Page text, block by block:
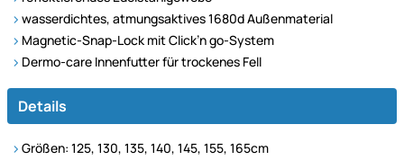
wasserdichtes, atmungsaktives 1680d Außenmaterial
Magnetic-Snap-Lock mit Click’n go-System
Dermo-care Innenfutter für trockenes Fell
Details
Größen: 125, 130, 135, 140, 145, 155, 165cm